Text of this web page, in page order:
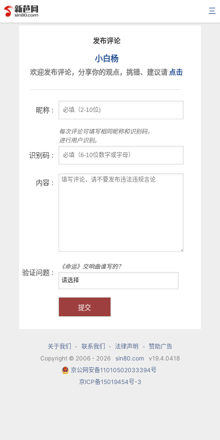
三
发布评论
小白杨
欢迎发布评论，分享你的观点，挑错、建议请 点击
昵称 :
每次评论可填写相同昵称和识别码，
进行用户识别。
识别码 :
内容 :
验证问题 :
《命运》交响曲谁写的？
关于我们 - 联系我们 - 法律声明 - 赞助广告
Copyright © 2006 - 2026
sin80.com
v19.4.0418
京公网安备11010502033394号
京ICP备15019454号-3